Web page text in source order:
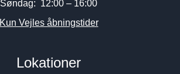
Søndag: 12:00 – 16:00
Kun Vejles åbningstider
Lokationer